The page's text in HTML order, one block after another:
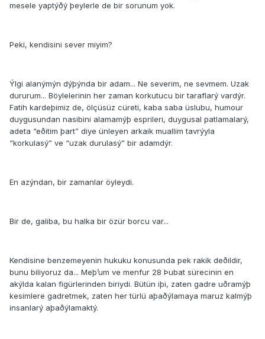
mesele yaptýðý þeylerle de bir sorunum yok.
Peki, kendisini sever miyim?
Ýlgi alanýmýn dýþýnda bir adam... Ne severim, ne sevmem. Uzak
dururum... Böylelerinin her zaman korkutucu bir taraflarý vardýr.
Fatih kardeþimiz de, ölçüsüz cüreti, kaba saba üslubu, humour
duygusundan nasibini alamamýþ esprileri, duygusal patlamalarý,
adeta “eðitim þart” diye ünleyen arkaik muallim tavrýyla
“korkulasý” ve “uzak durulasý” bir adamdýr.
En azýndan, bir zamanlar öyleydi.
Bir de, galiba, bu halka bir özür borcu var...
Kendisine benzemeyenin hukuku konusunda pek rakik deðildir,
bunu biliyoruz da... Meþ’um ve menfur 28 Þubat sürecinin en
akýlda kalan figürlerinden biriydi. Bütün iþi, zaten gadre uðramýþ
kesimlere gadretmek, zaten her türlü aþaðýlamaya maruz kalmýþ
insanlarý aþaðýlamaktý.